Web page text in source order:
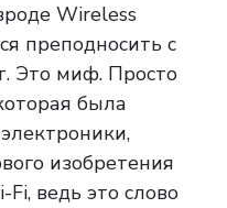
Wireless
преподносить с
Это миф. Просто
была
изобретения
ведь это слово